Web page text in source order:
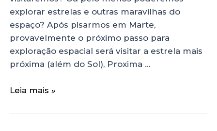
explorar estrelas e outras maravilhas do
espaço? Após pisarmos em Marte,
provavelmente o próximo passo para
exploração espacial será visitar a estrela mais
próxima (além do Sol), Proxima …
Leia mais »